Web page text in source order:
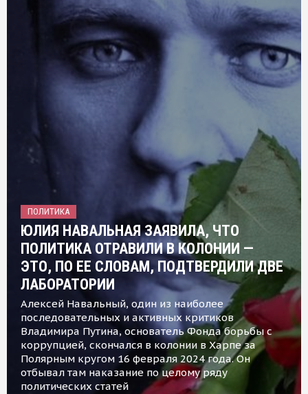
ПОЛИТИКА
ЮЛИЯ НАВАЛЬНАЯ ЗАЯВИЛА, ЧТО
ПОЛИТИКА ОТРАВИЛИ В КОЛОНИИ —
ЭТО, ПО ЕЕ СЛОВАМ, ПОДТВЕРДИЛИ ДВЕ
ЛАБОРАТОРИИ
Алексей Навальный, один из наиболее
последовательных и активных критиков
Владимира Путина, основатель Фонда борьбы с
коррупцией, скончался в колонии в Харпе за
Полярным кругом 16 февраля 2024 года. Он
отбывал там наказание по целому ряду
политических статей